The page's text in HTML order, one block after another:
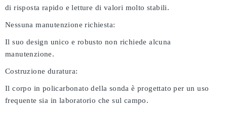
di risposta rapido e letture di valori molto stabili.
Nessuna manutenzione richiesta:
Il suo design unico e robusto non richiede alcuna
manutenzione.
Costruzione duratura:
Il corpo in policarbonato della sonda è progettato per un uso
frequente sia in laboratorio che sul campo.